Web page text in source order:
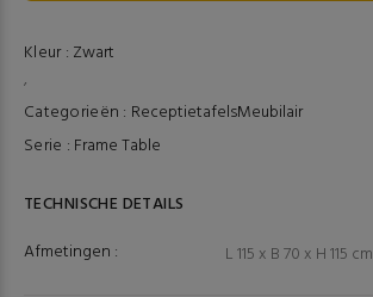
Kleur : Zwart
,
Categorieën : ReceptietafelsMeubilair
Serie : Frame Table
TECHNISCHE DETAILS
Afmetingen :
L 115 x B 70 x H 115 cm